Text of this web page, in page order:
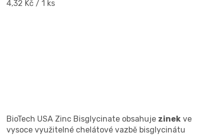
Měrná
4,32 Kč / 1 ks
BioTech USA Zinc Bisglycinate obsahuje zinek ve
vysoce využitelné chelátové vazbě bisglycinátu